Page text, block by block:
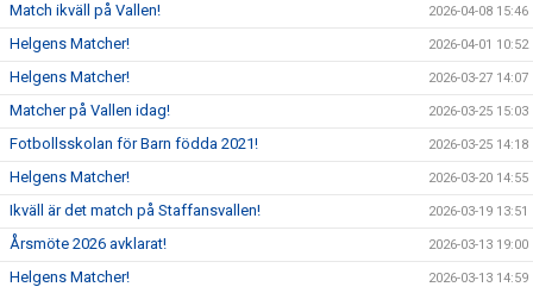
Match ikväll på Vallen! 2026-04-08 15:46
Helgens Matcher! 2026-04-01 10:52
Helgens Matcher! 2026-03-27 14:07
Matcher på Vallen idag! 2026-03-25 15:03
Fotbollsskolan för Barn födda 2021! 2026-03-25 14:18
Helgens Matcher! 2026-03-20 14:55
Ikväll är det match på Staffansvallen! 2026-03-19 13:51
Årsmöte 2026 avklarat! 2026-03-13 19:00
Helgens Matcher! 2026-03-13 14:59